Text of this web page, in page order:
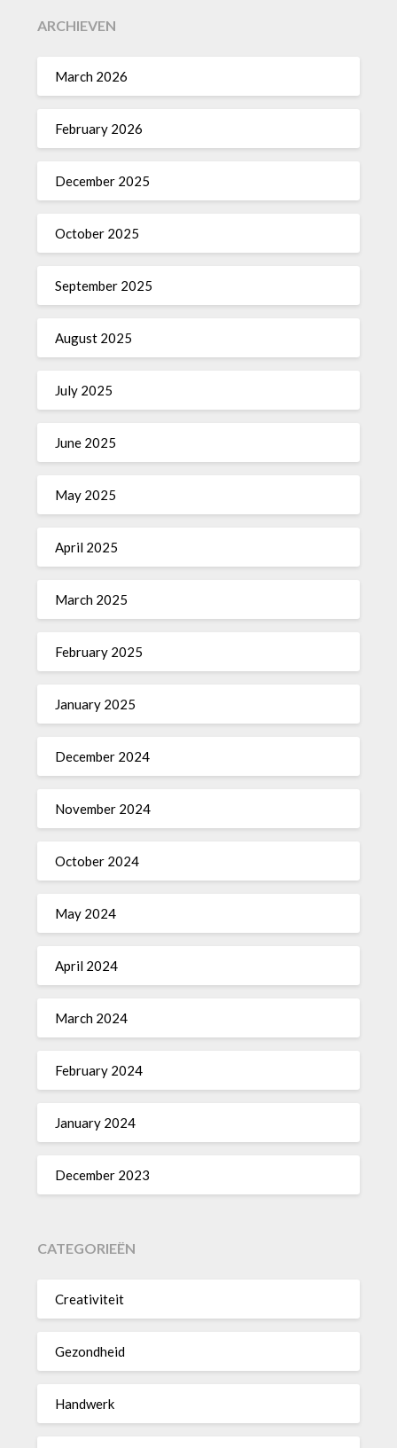
ARCHIEVEN
March 2026
February 2026
December 2025
October 2025
September 2025
August 2025
July 2025
June 2025
May 2025
April 2025
March 2025
February 2025
January 2025
December 2024
November 2024
October 2024
May 2024
April 2024
March 2024
February 2024
January 2024
December 2023
CATEGORIEËN
Creativiteit
Gezondheid
Handwerk